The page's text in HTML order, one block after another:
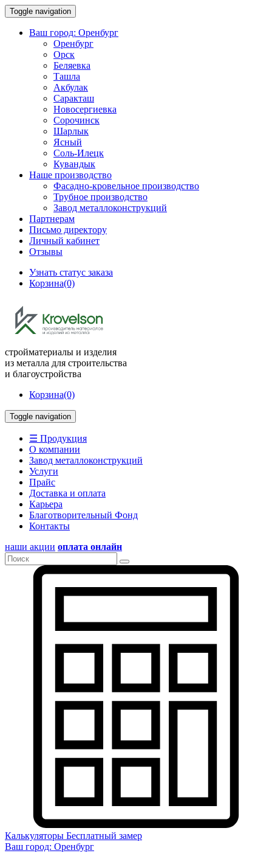
Toggle navigation
Ваш город: Оренбург
Оренбург
Орск
Беляевка
Ташла
Акбулак
Саракташ
Новосергиевка
Сорочинск
Шарлык
Ясный
Соль-Илецк
Кувандык
Наше производство
Фасадно-кровельное производство
Трубное производство
Завод металлоконструкций
Партнерам
Письмо директору
Личный кабинет
Отзывы
Узнать статус заказа
Корзина(0)
стройматериалы и изделия
из металла для строительства
и благоустройства
Корзина(0)
Toggle navigation
☰ Продукция
О компании
Завод металлоконструкций
Услуги
Прайс
Доставка и оплата
Карьера
Благотворительный Фонд
Контакты
наши акции оплата онлайн
Калькуляторы Бесплатный замер
Ваш город: Оренбург